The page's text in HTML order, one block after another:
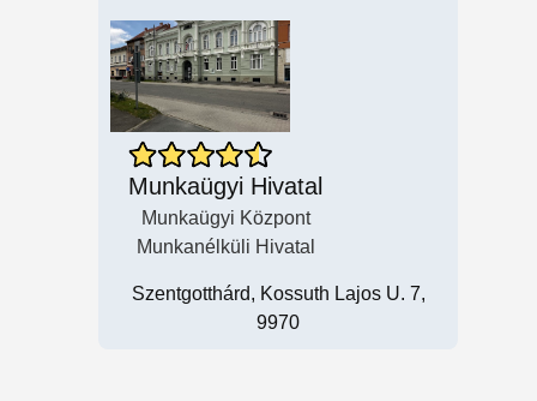
Munkaügyi Hivatal
Munkaügyi Központ
Munkanélküli Hivatal
Szentgotthárd, Kossuth Lajos U. 7,
9970